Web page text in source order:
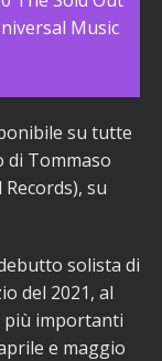
Music
su tutte
Tommaso
su
solista di
del 2021, al
più importanti
e maggio